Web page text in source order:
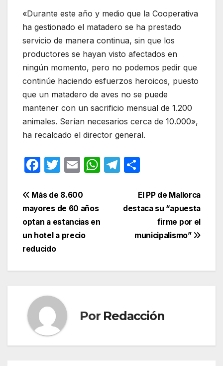
«Durante este año y medio que la Cooperativa
ha gestionado el matadero se ha prestado
servicio de manera continua, sin que los
productores se hayan visto afectados en
ningún momento, pero no podemos pedir que
continúe haciendo esfuerzos heroicos, puesto
que un matadero de aves no se puede
mantener con un sacrificio mensual de 1.200
animales. Serían necesarios cerca de 10.000»,
ha recalcado el director general.
F
c
e
b
o
k
T
itt
er
E
ail
W T
gr
m
p
ar
tir
Navegación
de
entradas
El PP de Mallorca
destaca su “apuesta
firme por el
municipalismo”
Más de 8.600
mayores de 60 años
optan a estancias en
un hotel a precio
reducido
Por Redacción